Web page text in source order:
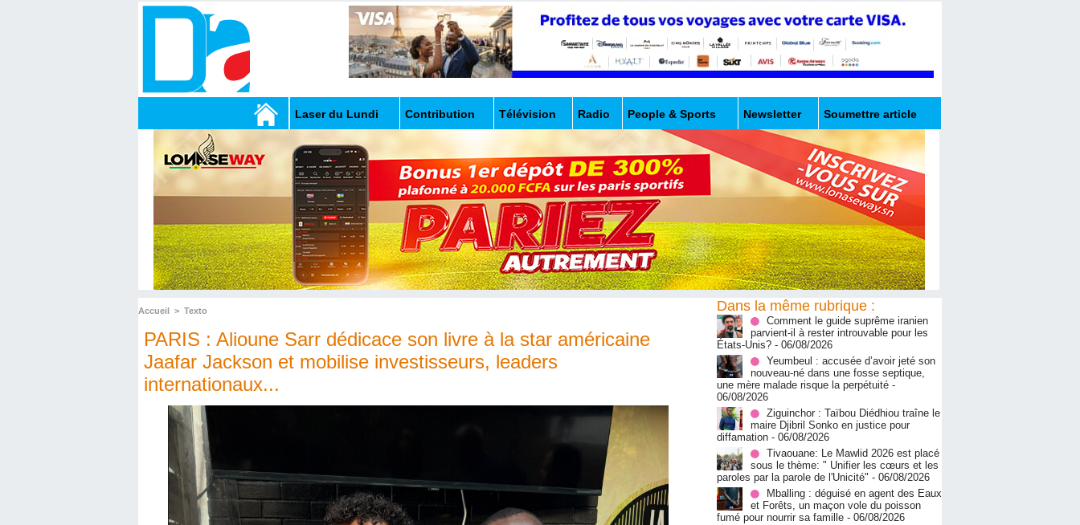
Laser du Lundi Contribution Télévision Radio People & Sports Newsletter Soumettre article
Accueil > Texto
PARIS : Alioune Sarr dédicace son livre à la star américaine
Jaafar Jackson et mobilise investisseurs, leaders
internationaux...
Dans la même rubrique :
Comment le guide suprême iranien
parvient-il à rester introuvable pour les
États-Unis? - 06/08/2026
Yeumbeul : accusée d’avoir jeté son
nouveau-né dans une fosse septique,
une mère malade risque la perpétuité -
06/08/2026
Ziguinchor : Taïbou Diédhiou traîne le
maire Djibril Sonko en justice pour
diffamation - 06/08/2026
Tivaouane: Le Mawlid 2026 est placé
sous le thème: " Unifier les cœurs et les
paroles par la parole de l'Unicité" - 06/08/2026
Mballing : déguisé en agent des Eaux
et Forêts, un maçon vole du poisson
fumé pour nourrir sa famille - 06/08/2026